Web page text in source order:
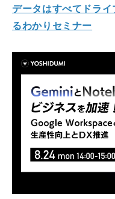
データはすべてドラ
るわかりセミナー